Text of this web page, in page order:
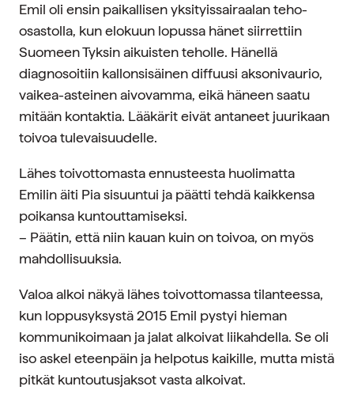
Emil oli ensin paikallisen yksityissairaalan teho-
osastolla, kun elokuun lopussa hänet siirrettiin
Suomeen Tyksin aikuisten teholle. Hänellä
diagnosoitiin kallonsisäinen diffuusi aksonivaurio,
vaikea-asteinen aivovamma, eikä häneen saatu
mitään kontaktia. Lääkärit eivät antaneet juurikaan
toivoa tulevaisuudelle.
Lähes toivottomasta ennusteesta huolimatta
Emilin äiti Pia sisuuntui ja päätti tehdä kaikkensa
poikansa kuntouttamiseksi.
– Päätin, että niin kauan kuin on toivoa, on myös
mahdollisuuksia.
Valoa alkoi näkyä lähes toivottomassa tilanteessa,
kun loppusyksystä 2015 Emil pystyi hieman
kommunikoimaan ja jalat alkoivat liikahdella. Se oli
iso askel eteenpäin ja helpotus kaikille, mutta mistä
pitkät kuntoutusjaksot vasta alkoivat.